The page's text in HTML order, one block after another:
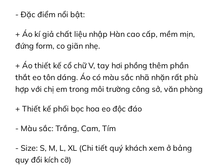
- Đặc điểm nổi bật:
+ Áo kí giả chất liệu nhập Hàn cao cấp, mềm mịn,
đứng form, co giãn nhẹ.
+ Áo thiết kế cổ chữ V, tay hơi phồng thêm phần
thắt eo tôn dáng. Áo có màu sắc nhã nhặn rất phù
hợp với chị em trong môi trường công sở, văn phòng
+ Thiết kế phối bọc hoa eo độc đáo
- Màu sắc: Trắng, Cam, Tím
- Size: S, M, L, XL (Chi tiết quý khách xem ở bảng
quy đổi kích cỡ)